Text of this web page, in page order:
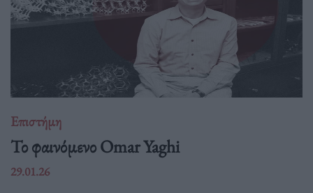
Επιστήμη
Το φαινόμενο Omar Yaghi
29.01.26